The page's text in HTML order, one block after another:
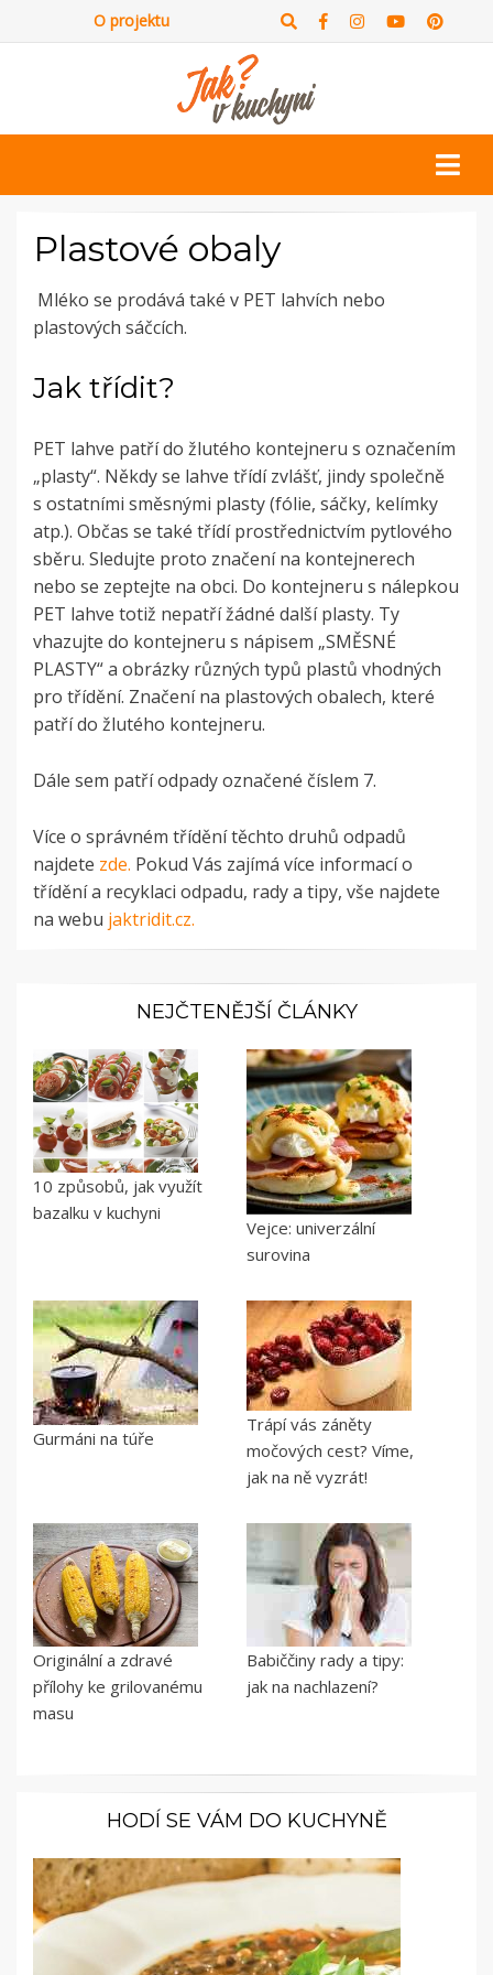
O projektu
Plastové obaly
Mléko se prodává také v PET lahvích nebo
plastových sáčcích.
Jak třídit?
PET lahve patří do žlutého kontejneru s označením
„plasty“. Někdy se lahve třídí zvlášť, jindy společně
s ostatními směsnými plasty (fólie, sáčky, kelímky
atp.). Občas se také třídí prostřednictvím pytlového
sběru. Sledujte proto značení na kontejnerech
nebo se zeptejte na obci. Do kontejneru s nálepkou
PET lahve totiž nepatří žádné další plasty. Ty
vhazujte do kontejneru s nápisem „SMĚSNÉ
PLASTY“ a obrázky různých typů plastů vhodných
pro třídění. Značení na plastových obalech, které
patří do žlutého kontejneru.
Dále sem patří odpady označené číslem 7.
Více o správném třídění těchto druhů odpadů
najdete zde. Pokud Vás zajímá více informací o
třídění a recyklaci odpadu, rady a tipy, vše najdete
na webu jaktridit.cz.
NEJČTENĚJŠÍ ČLÁNKY
10 způsobů, jak využít
bazalku v kuchyni
Vejce: univerzální
surovina
Gurmáni na túře
Trápí vás záněty
močových cest? Víme,
jak na ně vyzrát!
Originální a zdravé
přílohy ke grilovanému
masu
Babiččiny rady a tipy:
jak na nachlazení?
HODÍ SE VÁM DO KUCHYNĚ